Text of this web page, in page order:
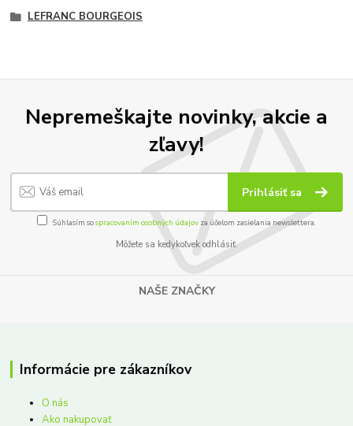
LEFRANC BOURGEOIS
Nepremeškajte novinky, akcie a
zľavy!
Prihlásiť sa
Súhlasím sospracovaním osobných údajov za účelom zasielania newslettera.
Môžete sa kedykoľvek odhlásiť.
NAŠE ZNAČKY
Informácie pre zákazníkov
O nás
Ako nakupovať